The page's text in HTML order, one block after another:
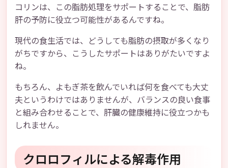
コリンは、この脂肪処理をサポートすることで、脂肪
肝の予防に役立つ可能性があるんですね。
現代の食生活では、どうしても脂肪の摂取が多くなり
がちですから、こうしたサポートはありがたいですよ
ね。
もちろん、よもぎ茶を飲んでいれば何を食べても大丈
夫というわけではありませんが、バランスの良い食事
と組み合わせることで、肝臓の健康維持に役立つかも
しれません。
クロロフィルによる解毒作用